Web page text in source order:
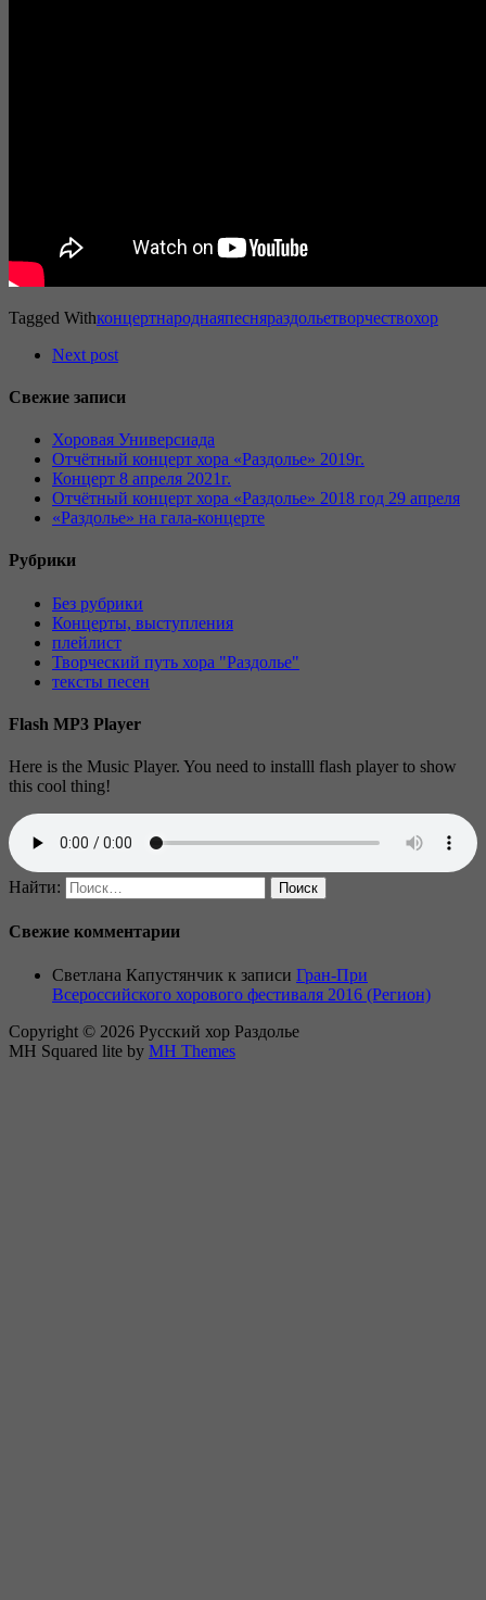
Tagged Withконцертнароднаяпесняраздольетворчествохор
Next post
Свежие записи
Хоровая Универсиада
Отчётный концерт хора «Раздолье» 2019г.
Концерт 8 апреля 2021г.
Отчётный концерт хора «Раздолье» 2018 год 29 апреля
«Раздолье» на гала-концерте
Рубрики
Без рубрики
Концерты, выступления
плейлист
Творческий путь хора "Раздолье"
тексты песен
Flash MP3 Player
Here is the Music Player. You need to installl flash player to show
this cool thing!
Найти:
Свежие комментарии
Светлана Капустянчик к записи Гран-При
Всероссийского хорового фестиваля 2016 (Регион)
Copyright © 2026 Русский хор Раздолье
MH Squared lite by MH Themes